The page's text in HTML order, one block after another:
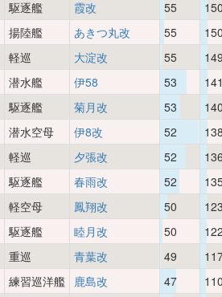
駆逐艦 霞改 55
揚陸艦 あきつ丸改 55
軽巡 大淀改 55
潜水艦 伊58 53
駆逐艦 菊月改 53
潜水空母 伊8改 52
軽巡 夕張改 52
駆逐艦 春雨改 52
軽空母 鳳翔改 50
駆逐艦 睦月改 50
重巡 青葉改 49
練習巡洋艦 鹿島改 47